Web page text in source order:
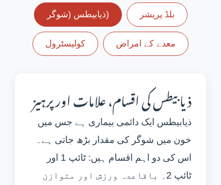
ذیابیطس (شوگر) بلڈ پریشر
کولیسٹرول معدے کے امراض
ذیابیطس کی اقسام، علامات اور پرہیز
ذیابیطس ایک دائمی بیماری ہے جس میں
خون میں شوگر کی مقدار بڑھ جاتی ہے۔
اس کی دو اہم اقسام ہیں: ٹائپ 1 اور
ٹائپ 2۔ باقاعدہ ورزش اور متوازن